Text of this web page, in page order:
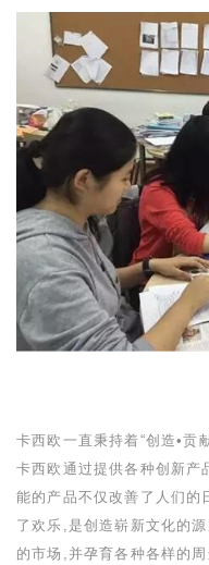
卡西欧一直秉持着“创造•贡
卡西欧通过提供各种创新产
能的产品不仅改善了人们
了欢乐,是创造崭新文化的
的市场,并孕育各种各样的周